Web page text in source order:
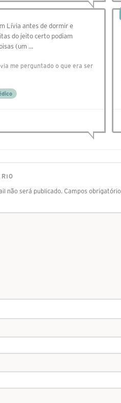
Lívia antes de dormir e
do jeito certo podiam
(um …
me perguntado o que era ser
não será publicado. Campos